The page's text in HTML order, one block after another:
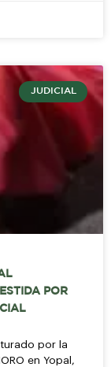
JUDICIAL
POR
por la
en Yopal,